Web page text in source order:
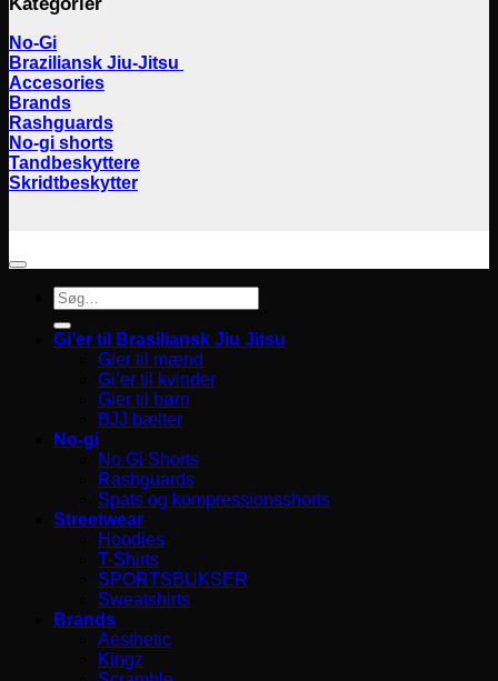
No-Gi
Braziliansk Jiu-Jitsu
Accesories
Brands
Rashguards
No-gi shorts
Tandbeskyttere
Skridtbeskytter
Søg
efter:
Gi’er til Brasiliansk Jiu Jitsu
Gier til mænd
Gi’er til kvinder
Gier til børn
BJJ bælter
No-gi
No Gi Shorts
Rashguards
Spats og kompressionsshorts
Streetwear
Hoodies
T-Shirts
SPORTSBUKSER
Sweatshirts
Brands
Aesthetic
Kingz